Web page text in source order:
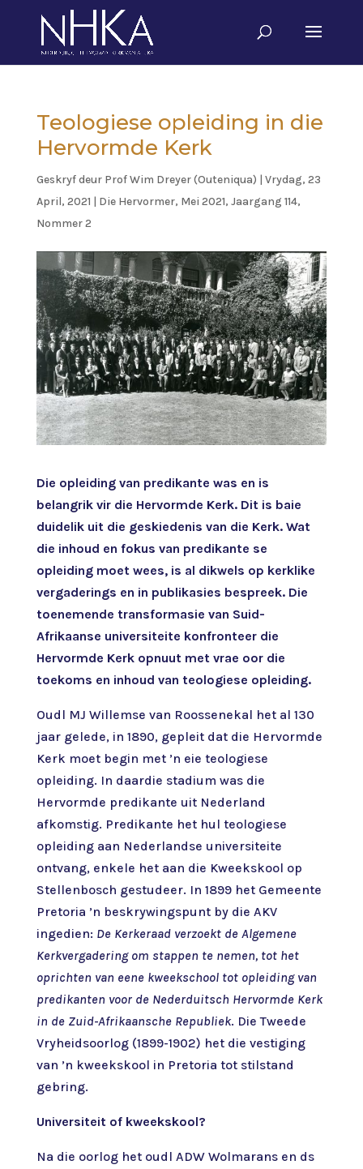
Teologiese opleiding in die
Hervormde Kerk
Geskryf deur Prof Wim Dreyer (Outeniqua) | Vrydag, 23
April, 2021 | Die Hervormer, Mei 2021, Jaargang 114,
Nommer 2
Die opleiding van predikante was en is
belangrik vir die Hervormde Kerk. Dit is baie
duidelik uit die geskiedenis van die Kerk. Wat
die inhoud en fokus van predikante se
opleiding moet wees, is al dikwels op kerklike
vergaderings en in publikasies bespreek. Die
toenemende transformasie van Suid-
Afrikaanse universiteite konfronteer die
Hervormde Kerk opnuut met vrae oor die
toekoms en inhoud van teologiese opleiding.
Oudl MJ Willemse van Roossenekal het al 130
jaar gelede, in 1890, gepleit dat die Hervormde
Kerk moet begin met ’n eie teologiese
opleiding. In daardie stadium was die
Hervormde predikante uit Nederland
afkomstig. Predikante het hul teologiese
opleiding aan Nederlandse universiteite
ontvang, enkele het aan die Kweekskool op
Stellenbosch gestudeer. In 1899 het Gemeente
Pretoria ’n beskrywingspunt by die AKV
ingedien: De Kerkeraad verzoekt de Algemene
Kerkvergadering om stappen te nemen, tot het
oprichten van eene kweekschool tot opleiding van
predikanten voor de Nederduitsch Hervormde Kerk
in de Zuid-Afrikaansche Republiek. Die Tweede
Vryheidsoorlog (1899-1902) het die vestiging
van ’n kweekskool in Pretoria tot stilstand
gebring.
Universiteit of kweekskool?
Na die oorlog het oudl ADW Wolmarans en ds